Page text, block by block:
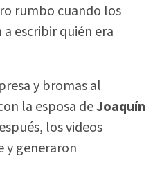
rumbo cuando los
escribir quién era
y bromas al
la esposa deJoaquín
los videos
y generaron